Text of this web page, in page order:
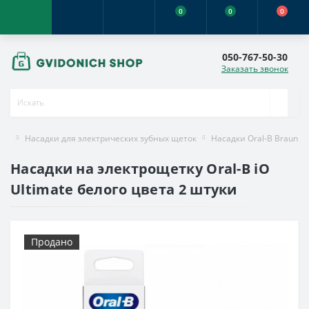
0 0 0
050-767-50-30
Заказать звонок
Насадки для электрических зубных щеток Насадки Oral-B Braun
Насадки на электрощетку Oral-B iO
Ultimate белого цвета 2 штуки
Продано